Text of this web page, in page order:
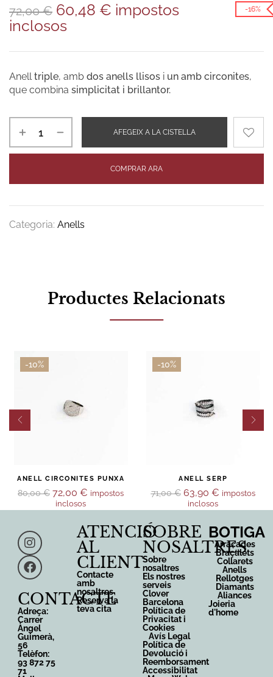
72,00€ 60,48 € impostos
inclosos
-16%
Anelltriple, amb dos anells llisos i un amb circonites,
que combina simplicitat i brillantor.
AFEGEIX A LA CISTELLA
COMPRAR ARA
Categoria: Anells
Productes Relacionats
-10%
ANELL CIRCONITES PUNXA
80,00€ 72,00 € impostos
inclosos
-10%
ANELL SERP
71,00€ 63,90 € impostos
inclosos
CONTACTE
Adreça:
Carrer
Àngel
Guimerà,
56
Telèfon:
93 872 75
71
ATENCIÓ
AL
CLIENT
Contacte
amb
nosaltres
Reserva la
teva cita
SOBRE
NOSALTRES
Sobre
nosaltres
Els nostres
serveis
Clover
Barcelona
Política de
Privacitat i
Cookies
Avís Legal
Política de
Devolució i
Reemborsament
Accessibilitat
BOTIGA
Arracades
Braçalets
Collarets
Anells
Rellotges
Diamants
Aliances
Joieria
d'home